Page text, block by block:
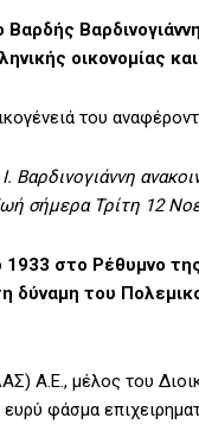
οικονομίας και
του
Βαρδινογιάννη
σήμερα Τρίτη 12
1933 στο Ρέθυμνο
δύναμη του
Α.Ε., μέλος του
φάσμα